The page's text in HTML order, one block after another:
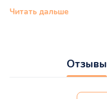
Читать дальше
Отзывы